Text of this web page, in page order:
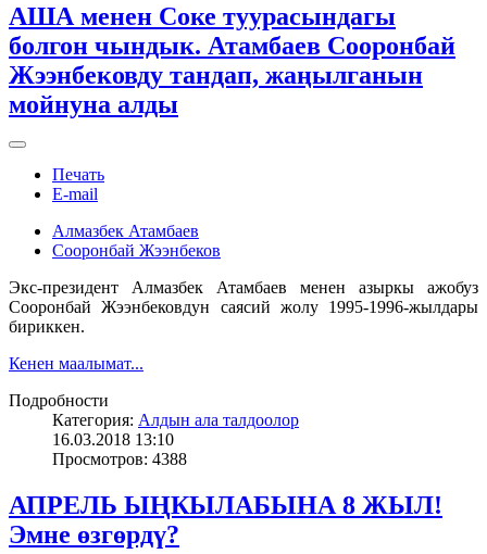
АША менен Соке туурасындагы
болгон чындык. Атамбаев Сооронбай
Жээнбековду тандап, жаңылганын
мойнуна алды
Печать
E-mail
Алмазбек Атамбаев
Сооронбай Жээнбеков
Экс-президент Алмазбек Атамбаев менен азыркы ажобуз
Сооронбай Жээнбековдун саясий жолу 1995-1996-жылдары
бириккен.
Кенен маалымат...
Подробности
Категория: Алдын ала талдоолор
16.03.2018 13:10
Просмотров: 4388
АПРЕЛЬ ЫҢКЫЛАБЫНА 8 ЖЫЛ!
Эмне өзгөрдү?